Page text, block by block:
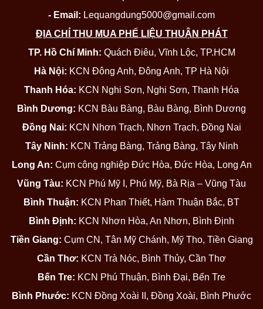
- Email: Lequangdung5000@gmail.com
ĐỊA CHỈ THU MUA PHẾ LIỆU THUẬN PHÁT
TP. Hồ Chí Minh: Quách Điêu, Vĩnh Lộc, TP.HCM
Hà Nội: KCN Đông Anh, Đông Anh, TP Hà Nội
Thanh Hóa: KCN Nghi Sơn, Nghi Sơn, Thanh Hóa
Bình Dương: KCN Bàu Bàng, Bàu Bàng, Bình Dương
Đồng Nai: KCN Nhơn Trạch, Nhơn Trạch, Đồng Nai
Tây Ninh: KCN Trảng Bàng, Trảng Bàng, Tây Ninh
Long An: Cụm công nghiệp Đức Hòa, Đức Hòa, Long An
Vũng Tàu: KCN Phú Mỹ I, Phú Mỹ, Bà Rịa – Vũng Tàu
Bình Thuận: KCN Phan Thiết, Hàm Thuận Bắc, BT
Bình Định: KCN Nhơn Hòa, An Nhơn, Bình Định
Tiền Giang: Cụm CN, Tân Mỹ Chánh, Mỹ Tho, Tiền Giang
Cần Thơ: KCN Trà Nóc, Bình Thủy, Cần Thơ
Bến Tre: KCN Phú Thuận, Bình Đại, Bến Tre
Bình Phước: KCN Đồng Xoài II, Đồng Xoài, Bình Phước